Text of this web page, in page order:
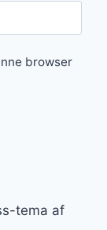
browser
tema af